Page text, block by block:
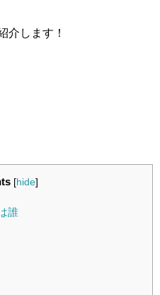
介します！
[hide]
誰